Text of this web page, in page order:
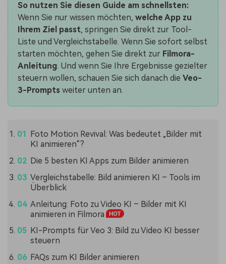
So nutzen Sie diesen Guide am schnellsten:
Wenn Sie nur wissen möchten,welche App zu
Ihrem Ziel passt, springen Sie direkt zur Tool-
Liste und Vergleichstabelle. Wenn Sie sofort selbst
starten möchten, gehen Sie direkt zur Filmora-
Anleitung. Und wenn Sie Ihre Ergebnisse gezielter
steuern wollen, schauen Sie sich danach dieVeo-
3-Prompts weiter unten an.
Foto Motion Revival: Was bedeutet „Bilder mit
KI animieren“?
Die 5 besten KI Apps zum Bilder animieren
Vergleichstabelle: Bild animieren KI – Tools im
Überblick
Anleitung: Foto zu Video KI – Bilder mit KI
animieren in Filmora
KI-Prompts für Veo 3: Bild zu Video KI besser
steuern
FAQs zum KI Bilder animieren